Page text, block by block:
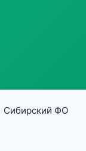
Сибирский ФО